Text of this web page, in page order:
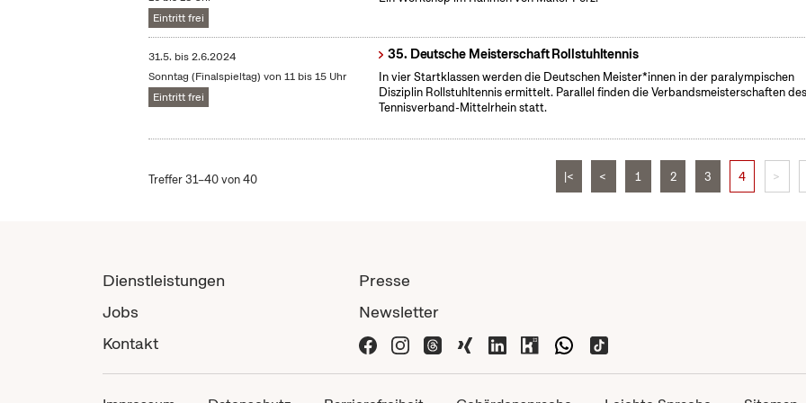
Eintritt frei
31.5. bis2.6.2024
Sonntag (Finalspieltag) von 11 bis 15 Uhr
Eintritt frei
35. Deutsche Meisterschaft Rollstuhltennis
In vier Startklassen werden die Deutschen Meister*innen in der paralympischen
Disziplin Rollstuhltennis ermittelt. Parallel finden die Verbandsmeisterschaften
Tennisverband-Mittelrhein statt.
Treffer 31–40 von 40 |< < 1 2 3 4 >
Dienstleistungen
Jobs
Kontakt
Presse
Newsletter